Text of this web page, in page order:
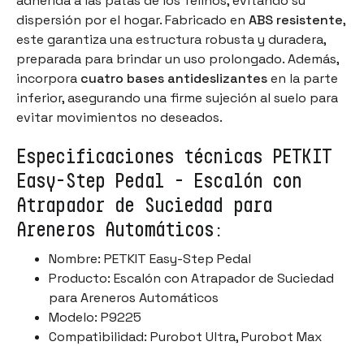
dispersión por el hogar. Fabricado en ABS resistente,
este garantiza una estructura robusta y duradera,
preparada para brindar un uso prolongado. Además,
incorpora cuatro bases antideslizantesen la parte
inferior, asegurando una firme sujeción al suelo para
evitar movimientos no deseados.
Especificaciones técnicas PETKIT
Easy-Step Pedal - Escalón con
Atrapador de Suciedad para
Areneros Automáticos:
Nombre: PETKIT Easy-Step Pedal
Producto: Escalón con Atrapador de Suciedad
para Areneros Automáticos
Modelo: P9225
Compatibilidad: Purobot Ultra, Purobot Max